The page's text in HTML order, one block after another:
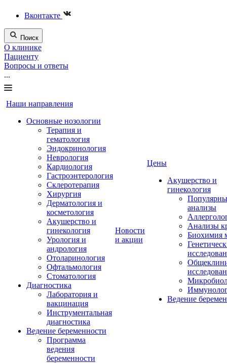
Вконтакте
Поиск
О клинике
Пациенту
Вопросы и ответы
...
Наши направления
Основные нозологии
Терапия и
гематология
Эндокринология
Неврология
Кардиология
Гастроэнтерология
Склеротерапия
Хирургия
Дерматология и
косметология
Акушерство и
гинекология
Урология и
андрология
Отоларинология
Офтальмология
Стоматология
Диагностика
Лаборатория и
вакцинация
Инструментальная
диагностика
Ведение беременности
Программа
ведения
беременности
Новости
и акции
Цены
Акушерство и
гинекология
анализы
Анализы
Биохимия
Ведение